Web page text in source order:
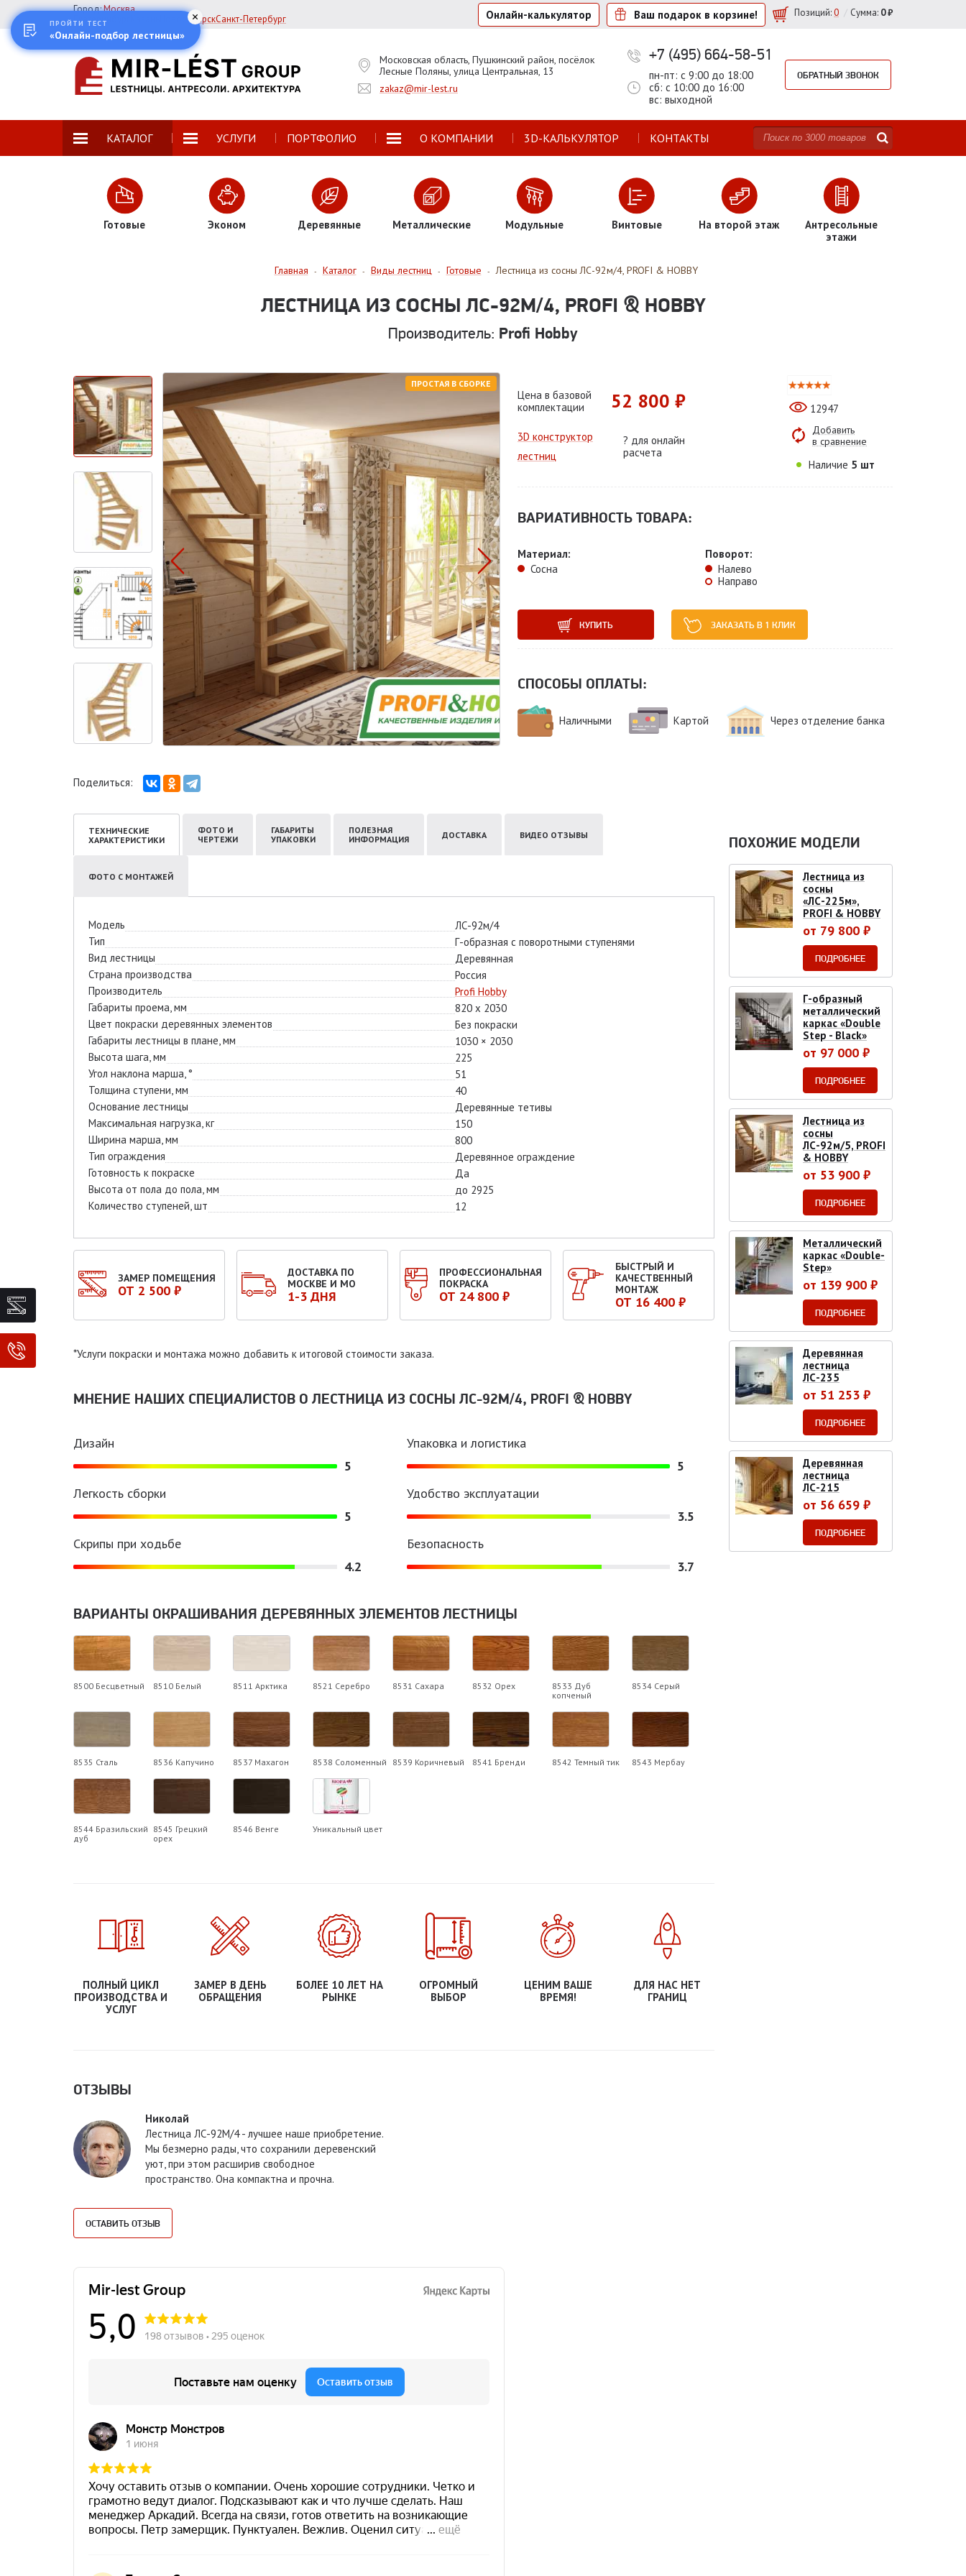
Город:Москва
Екатеринбург
НовосибирскСанкт-Петербург Онлайн-калькулятор Ваш подарок в корзине! Позиций:0 / Сумма: 0 ₽
Московская область, Пушкинский район, посёлок
Лесные Поляны, улица Центральная, 13
zakaz@mir-lest.ru
+7 (495) 664-58-51
пн-пт: с 9:00 до 18:00
сб: с 10:00 до 16:00
вс: выходной
ОБРАТНЫЙ ЗВОНОК
КАТАЛОГ УСЛУГИ ПОРТФОЛИО О КОМПАНИИ 3D-КАЛЬКУЛЯТОР КОНТАКТЫ
Готовые Эконом Деревянные Металлические Модульные Винтовые На второй этаж
Антресольные
этажи
Главная - Каталог - Виды лестниц - Готовые - Лестница из сосны ЛС-92м/4, PROFI & HOBBY
ЛЕСТНИЦА ИЗ СОСНЫ ЛС-92М/4, PROFI & HOBBY
Производитель: Profi Hobby
ПРОСТАЯ В СБОРКЕ
Цена в базовой
комплектации
52 800 ₽
3D конструктор
лестниц
? для онлайн
расчета
12947
Добавить
в сравнение
Наличие 5 шт
ВАРИАТИВНОСТЬ ТОВАРА:
Материал:
Сосна
Поворот:
Налево
Направо
КУПИТЬ ЗАКАЗАТЬ В 1 КЛИК
СПОСОБЫ ОПЛАТЫ:
Наличными Картой Через отделение банка
Поделиться:
ТЕХНИЧЕСКИЕ
ХАРАКТЕРИСТИКИ
Модель
ЛС-92м/4
Тип
Г-образная с поворотными ступенями
Вид лестницы
Деревянная
Страна производства
Россия
Производитель
Profi Hobby
Габариты проема, мм
820 х 2030
Цвет покраски деревянных элементов
Без покраски
Габариты лестницы в плане, мм
1030 × 2030
Высота шага, мм
225
Угол наклона марша, °
51
Толщина ступени, мм
40
Основание лестницы
Деревянные тетивы
Максимальная нагрузка, кг
150
Ширина марша, мм
800
Тип ограждения
Деревянное ограждение
Готовность к покраске
Да
Высота от пола до пола, мм
до 2925
Количество ступеней, шт
12
ФОТО И
ЧЕРТЕЖИ
ГАБАРИТЫ
УПАКОВКИ
ПОЛЕЗНАЯ
ИНФОРМАЦИЯ
ДОСТАВКА ВИДЕО ОТЗЫВЫ
ФОТО С МОНТАЖЕЙ
ЗАМЕР ПОМЕЩЕНИЯ
ОТ 2 500 ₽
ДОСТАВКА ПО
МОСКВЕ И МО
1-3 ДНЯ
ПРОФЕССИОНАЛЬНАЯ
ПОКРАСКА
ОТ 24 800 ₽
БЫСТРЫЙ И
КАЧЕСТВЕННЫЙ
МОНТАЖ
ОТ 16 400 ₽
*Услуги покраски и монтажа можно добавить к итоговой стоимости заказа.
МНЕНИЕ НАШИХ СПЕЦИАЛИСТОВ O ЛЕСТНИЦА ИЗ СОСНЫ ЛС-92М/4, PROFI & HOBBY
Дизайн
5
Упаковка и логистика
5
Легкость сборки
5
Удобство эксплуатации
3.5
Скрипы при ходьбе
4.2
Безопасность
3.7
ВАРИАНТЫ ОКРАШИВАНИЯ ДЕРЕВЯННЫХ ЭЛЕМЕНТОВ ЛЕСТНИЦЫ
8500 Бесцветный 8510 Белый 8511 Арктика 8521 Серебро 8531 Сахара 8532 Орех
8533 Дуб
копченый
8534 Серый
8535 Сталь 8536 Капучино 8537 Махагон 8538 Соломенный 8539 Коричневый 8541 Бренди 8542 Темный тик 8543 Мербау
8544 Бразильский
дуб
8545 Грецкий
орех
8546 Венге Уникальный цвет
ПОЛНЫЙ ЦИКЛ
ПРОИЗВОДСТВА И
УСЛУГ
ЗАМЕР В ДЕНЬ
ОБРАЩЕНИЯ
БОЛЕЕ 10 ЛЕТ НА
РЫНКЕ
ОГРОМНЫЙ
ВЫБОР
ЦЕНИМ ВАШЕ
ВРЕМЯ!
ДЛЯ НАС НЕТ
ГРАНИЦ
ОТЗЫВЫ
Николай
Лестница ЛС-92М/4 - лучшее наше приобретение.
Мы безмерно рады, что сохранили деревенский
уют, при этом расширив свободное
пространство. Она компактна и прочна.
ОСТАВИТЬ ОТЗЫВ
ПОХОЖИЕ МОДЕЛИ
Лестница из
сосны
«ЛС-225м»,
PROFI & HOBBY
от 79 800 ₽
ПОДРОБНЕЕ
Г-образный
металлический
каркас «Double
Step - Black»
от 97 000 ₽
ПОДРОБНЕЕ
Лестница из
сосны
ЛС-92м/5, PROFI
& HOBBY
от 53 900 ₽
ПОДРОБНЕЕ
Металлический
каркас «Double-
Step»
от 139 900 ₽
ПОДРОБНЕЕ
Деревянная
лестница
ЛС-235
от 51 253 ₽
ПОДРОБНЕЕ
Деревянная
лестница
ЛС-215
от 56 659 ₽
ПОДРОБНЕЕ
ПРОЙТИ ТЕСТ
«Онлайн-подбор лестницы»